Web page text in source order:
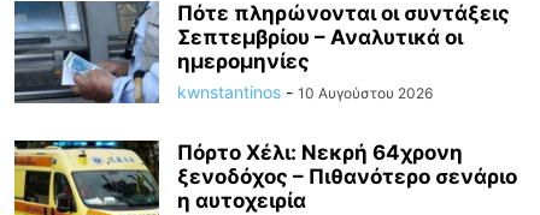
Πότε πληρώνονται οι συντάξεις
Σεπτεμβρίου – Αναλυτικά οι
ημερομηνίες
kwnstantinos - 10 Αυγούστου 2026
Πόρτο Χέλι: Νεκρή 64χρονη
ξενοδόχος – Πιθανότερο σενάριο
η αυτοχειρία